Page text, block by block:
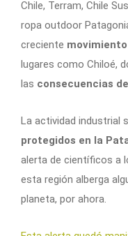
Chile, Terram, Chile
ropa outdoor
creciente movimiento
lugares como Chiloé,
las consecuencias
La actividad industrial
protegidos en la
alerta de científicos a
esta región alberga
planeta, por ahora.